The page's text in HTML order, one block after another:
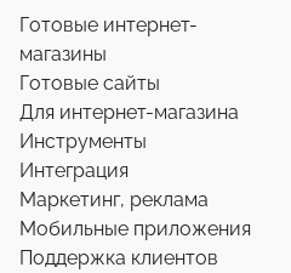
Готовые интернет-
магазины
Готовые сайты
Для интернет-магазина
Инструменты
Интеграция
Маркетинг, реклама
Мобильные приложения
Поддержка клиентов